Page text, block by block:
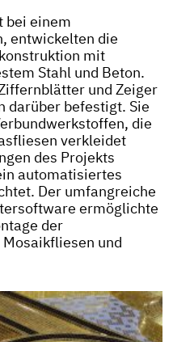
bei einem
entwickelten die
mit
Stahl und Beton.
und Zeiger
darüber befestigt. Sie
die
verkleidet
des Projekts
automatisiertes
Der umfangreiche
ermöglichte
der
und